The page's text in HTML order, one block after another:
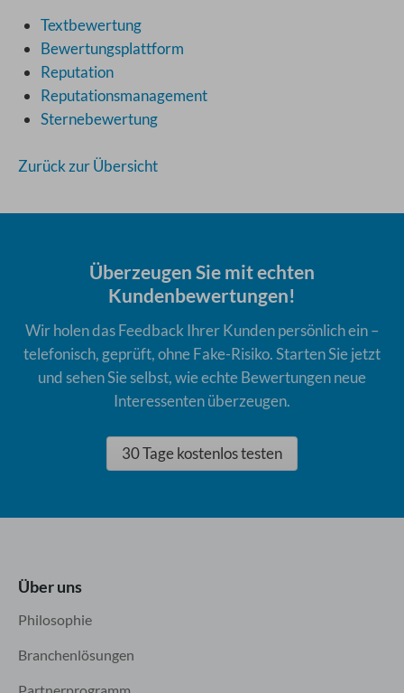
Textbewertung
Bewertungsplattform
Reputation
Reputationsmanagement
Sternebewertung
Zurück zur Übersicht
Überzeugen Sie mit echten
Kundenbewertungen!
Wir holen das Feedback Ihrer Kunden persönlich ein –
telefonisch, geprüft, ohne Fake-Risiko. Starten Sie jetzt
und sehen Sie selbst, wie echte Bewertungen neue
Interessenten überzeugen.
30 Tage kostenlos testen
Über uns
Philosophie
Branchenlösungen